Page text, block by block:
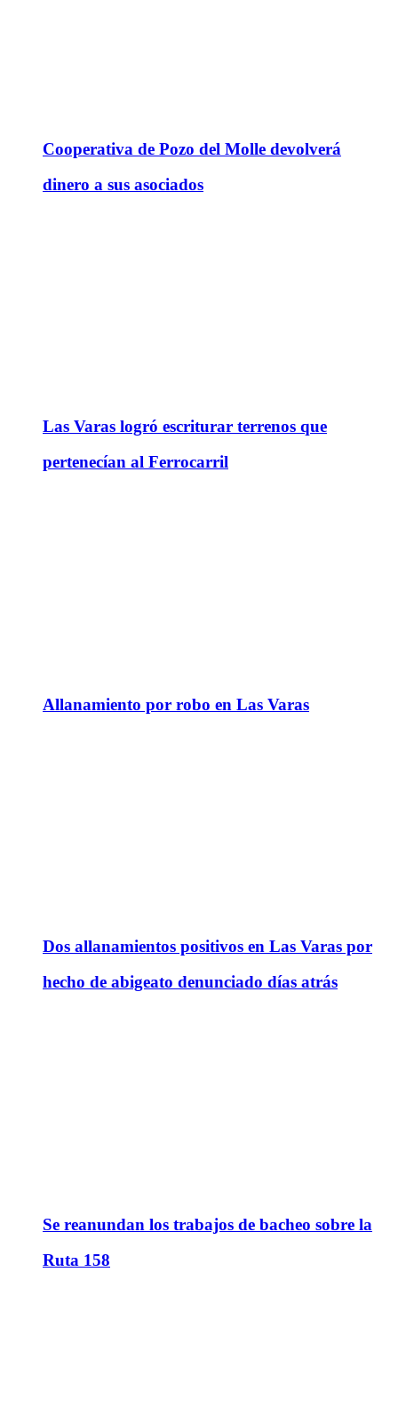
Cooperativa de Pozo del Molle devolverá
dinero a sus asociados
Las Varas logró escriturar terrenos que
pertenecían al Ferrocarril
Allanamiento por robo en Las Varas
Dos allanamientos positivos en Las Varas por
hecho de abigeato denunciado días atrás
Se reanundan los trabajos de bacheo sobre la
Ruta 158